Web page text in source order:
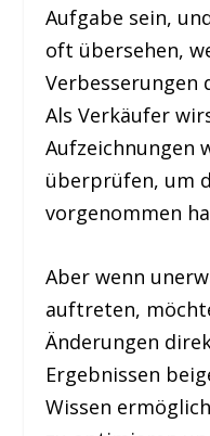
Aufgabe sein,
oft übersehen,
Verbesserungen
Als Verkäufer
Aufzeichnungen
überprüfen, um
vorgenommen
Aber wenn
auftreten,
Änderungen
Ergebnissen
Wissen